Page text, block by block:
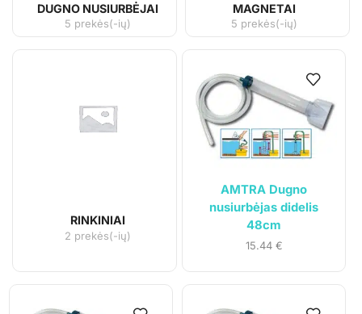
DUGNO NUSIURBĖJAI
5 prekės(-ių)
MAGNETAI
5 prekės(-ių)
RINKINIAI
2 prekės(-ių)
AMTRA Dugno
nusiurbėjas didelis
48cm
15.44 €